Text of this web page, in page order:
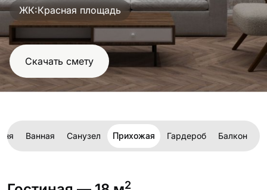
ЖК:Красная площадь
Скачать смету
Ванная Санузел Прихожая Гардероб Балкон
2